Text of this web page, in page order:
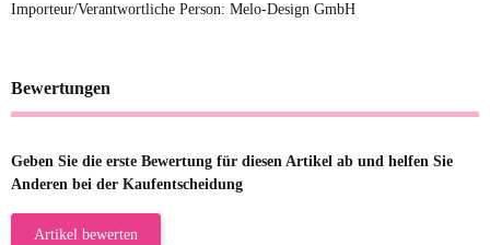
Importeur/Verantwortliche Person: Melo-Design GmbH
Bewertungen
Geben Sie die erste Bewertung für diesen Artikel ab und helfen Sie
Anderen bei der Kaufentscheidung
Artikel bewerten